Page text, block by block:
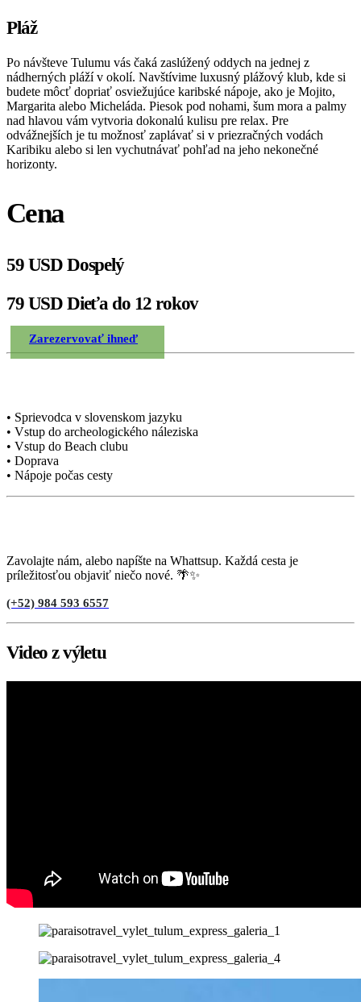
Pláž
Po návšteve Tulumu vás čaká zaslúžený oddych na jednej z
nádherných pláží v okolí. Navštívime luxusný plážový klub, kde si
budete môcť dopriať osviežujúce karibské nápoje, ako je Mojito,
Margarita alebo Micheláda. Piesok pod nohami, šum mora a palmy
nad hlavou vám vytvoria dokonalú kulisu pre relax. Pre
odvážnejších je tu možnosť zaplávať si v priezračných vodách
Karibiku alebo si len vychutnávať pohľad na jeho nekonečné
horizonty.
Cena
59 USD Dospelý
79 USD Dieťa do 12 rokov
Zarezervovať ihneď
• Sprievodca v slovenskom jazyku
• Vstup do archeologického náleziska
• Vstup do Beach clubu
• Doprava
• Nápoje počas cesty
Zavolajte nám, alebo napíšte na Whattsup. Každá cesta je
príležitosťou objaviť niečo nové. 🌴✨
(+52) 984 593 6557
Video z výletu